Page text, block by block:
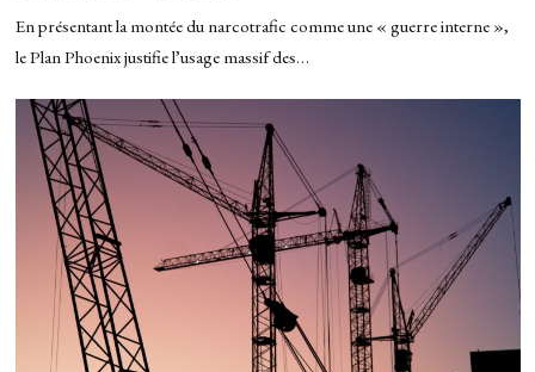
En présentant la montée du narcotrafic comme une « guerre interne »,
le Plan Phoenix justifie l’usage massif des…